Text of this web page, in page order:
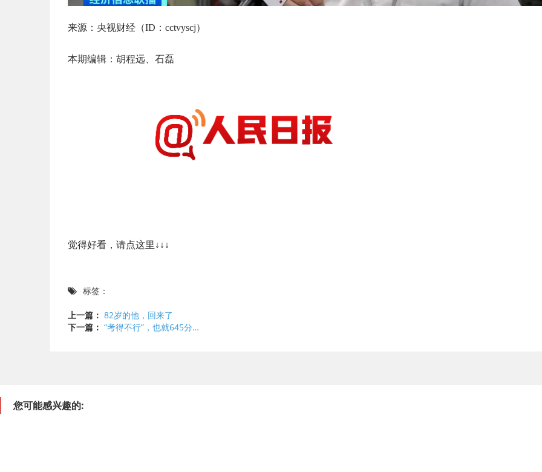
来源：央视财经（ID：cctvyscj）
本期编辑：胡程远、石磊
觉得好看，请点这里↓↓↓
标签：
上一篇： 82岁的他，回来了
下一篇： “考得不行”，也就645分…
您可能感兴趣的: